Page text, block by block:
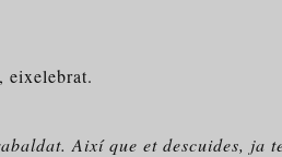
eixelebrat.
Així que et descuides, ja